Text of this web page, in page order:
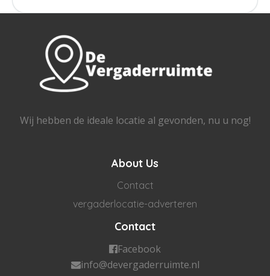
Wij hebben de ideale locatie al gevonden, nu u nog!
About Us
Contact
vergaderlocatie-adverteren
Contact
Facebook
info@devergaderruimte.nl